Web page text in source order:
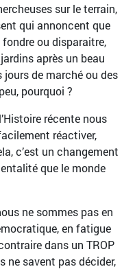
sur le terrain,
qui annoncent que
ou disparaitre,
après un beau
de marché ou des
pourquoi ?
récente nous
réactiver,
c’est un changement
que le monde
ne sommes pas en
en fatigue
dans un TROP
ne savent pas décider,